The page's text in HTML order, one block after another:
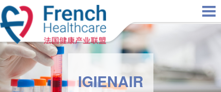
Skip to main content
IGIENAIR